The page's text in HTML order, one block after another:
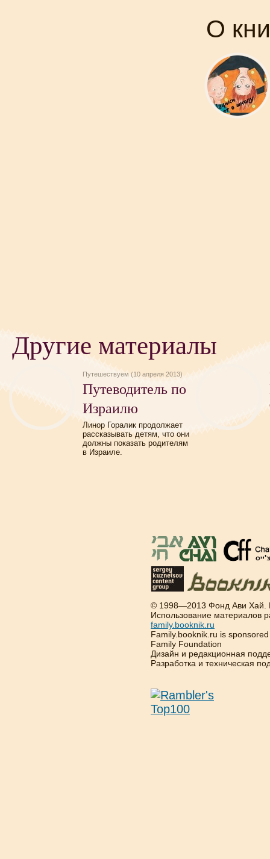
О
Другие материалы
Путешествуем (10 апреля 2013)
Путеводитель по
Израилю
Линор Горалик продолжает
рассказывать детям, что они
должны показать родителям
в Израиле.
© 1998—2013 Фонд Ави Хай.
Использование материалов
family.booknik.ru
Family.booknik.ru is
Family Foundation
Дизайн и редакционная
Разработка и техническая